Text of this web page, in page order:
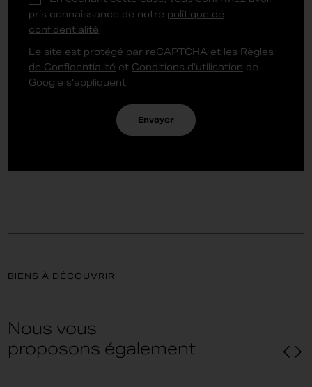
pris connaissance de notre politique de
confidentialité.
Le site est protégé par reCAPTCHA et les Règles
de Confidentialité et Conditions d'utilisation de
Google s'appliquent.
Envoyer
BIENS À DÉCOUVRIR
Nous vous
proposons également